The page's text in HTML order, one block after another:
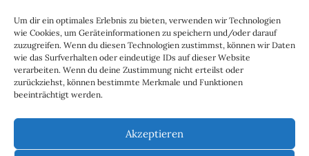
Um dir ein optimales Erlebnis zu bieten, verwenden wir Technologien
wie Cookies, um Geräteinformationen zu speichern und/oder darauf
zuzugreifen. Wenn du diesen Technologien zustimmst, können wir Daten
wie das Surfverhalten oder eindeutige IDs auf dieser Website
verarbeiten. Wenn du deine Zustimmung nicht erteilst oder
zurückziehst, können bestimmte Merkmale und Funktionen
beeinträchtigt werden.
Akzeptieren
Cookie-Richtlinie (EU)
Datenschutzerklärung
Impressum & Kontakt